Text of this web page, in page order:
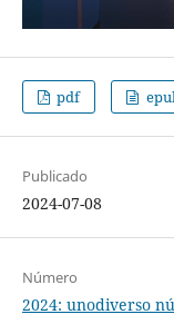
pdf
Publicado
2024-07-08
Número
2024: unodiverso